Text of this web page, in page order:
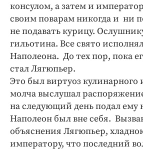
консулом, а затем и
своим поварам никогда и ни
не подавать курицу.
гильотина. Все свято
Наполеона. До тех пор, пока
стал Лягюпьер.
Это был виртуоз кулинарного
молча выслушал
на следующий день подал ему
Наполеон был вне себя.
объяснения Лягюпьер,
императору, что последний